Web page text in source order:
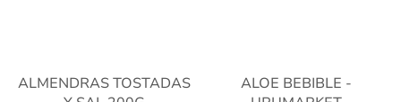
ALMENDRAS TOSTADAS
ALOE BEBIBLE -